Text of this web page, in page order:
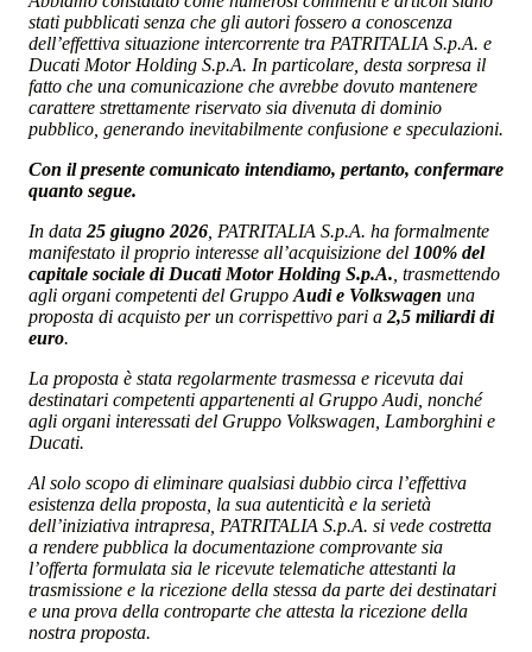
stati pubblicati senza che gli autori fossero a conoscenza
dell’effettiva situazione intercorrente tra PATRITALIA S.p.A. e
Ducati Motor Holding S.p.A. In particolare, desta sorpresa il
fatto che una comunicazione che avrebbe dovuto mantenere
carattere strettamente riservato sia divenuta di dominio
pubblico, generando inevitabilmente confusione e speculazioni.
Con il presente comunicato intendiamo, pertanto, confermare
quanto segue.
In data 25 giugno 2026 , PATRITALIA S.p.A. ha formalmente
manifestato il proprio interesse all’acquisizione del 100% del
capitale sociale di Ducati Motor Holding S.p.A. , trasmettendo
agli organi competenti del Gruppo Audi e Volkswagen una
proposta di acquisto per un corrispettivo pari a 2,5 miliardi di
euro.
La proposta è stata regolarmente trasmessa e ricevuta dai
destinatari competenti appartenenti al Gruppo Audi, nonché
agli organi interessati del Gruppo Volkswagen, Lamborghini e
Ducati.
Al solo scopo di eliminare qualsiasi dubbio circa l’effettiva
esistenza della proposta, la sua autenticità e la serietà
dell’iniziativa intrapresa, PATRITALIA S.p.A. si vede costretta
a rendere pubblica la documentazione comprovante sia
l’offerta formulata sia le ricevute telematiche attestanti la
trasmissione e la ricezione della stessa da parte dei destinatari
e una prova della controparte che attesta la ricezione della
nostra proposta.